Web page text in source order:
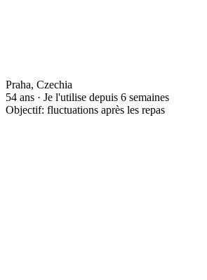
Praha, Czechia
54 ans · Je l'utilise depuis 6 semaines
Objectif: fluctuations après les repas